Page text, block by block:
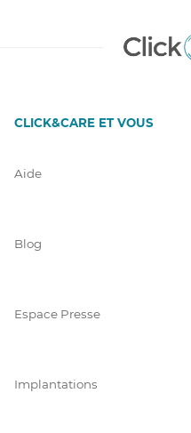
CLICK&CARE ET VOUS
Aide
Blog
Espace Presse
Implantations